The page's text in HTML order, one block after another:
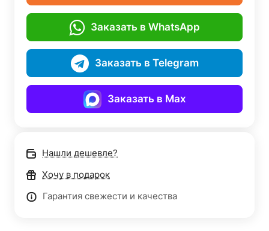
Заказать в WhatsApp
Заказать в Telegram
Заказать в Max
Нашли дешевле?
Хочу в подарок
Гарантия свежести и качества